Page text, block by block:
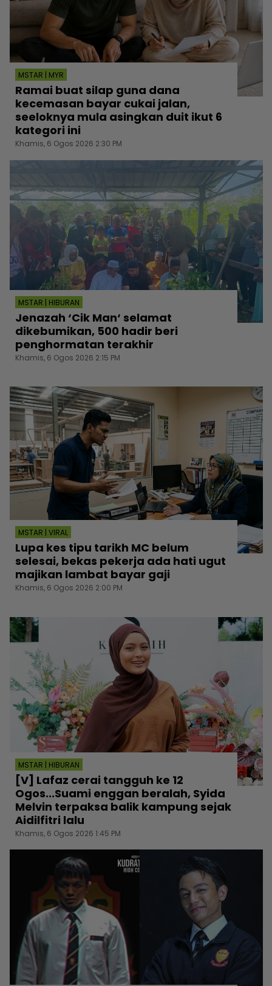
MSTAR | MYR
Ramai buat silap guna dana
kecemasan bayar cukai jalan,
seeloknya mula asingkan duit ikut 6
kategori ini
Khamis, 6 Ogos 2026 2:30 PM
MSTAR | HIBURAN
Jenazah ‘Cik Man‘ selamat
dikebumikan, 500 hadir beri
penghormatan terakhir
Khamis, 6 Ogos 2026 2:15 PM
MSTAR | VIRAL
Lupa kes tipu tarikh MC belum
selesai, bekas pekerja ada hati ugut
majikan lambat bayar gaji
Khamis, 6 Ogos 2026 2:00 PM
MSTAR | HIBURAN
[V] Lafaz cerai tangguh ke 12
Ogos...Suami enggan beralah, Syida
Melvin terpaksa balik kampung sejak
Aidilfitri lalu
Khamis, 6 Ogos 2026 1:45 PM